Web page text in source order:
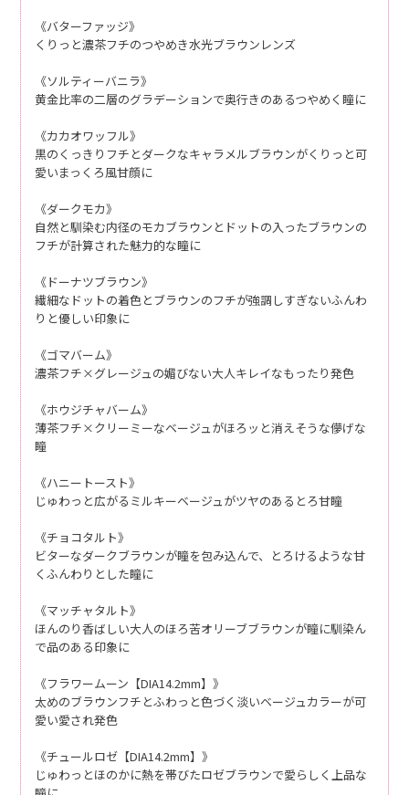
《バターファッジ》
くりっと濃茶フチのつやめき水光ブラウンレンズ
《ソルティーバニラ》
黄金比率の二層のグラデーションで奥行きのあるつやめく瞳に
《カカオワッフル》
黒のくっきりフチとダークなキャラメルブラウンがくりっと可
愛いまっくろ風甘顔に
《ダークモカ》
自然と馴染む内径のモカブラウンとドットの入ったブラウンの
フチが計算された魅力的な瞳に
《ドーナツブラウン》
繊細なドットの着色とブラウンのフチが強調しすぎないふんわ
りと優しい印象に
《ゴマバーム》
濃茶フチ×グレージュの媚びない大人キレイなもったり発色
《ホウジチャバーム》
薄茶フチ×クリーミーなベージュがほろッと消えそうな儚げな
瞳
《ハニートースト》
じゅわっと広がるミルキーベージュがツヤのあるとろ甘瞳
《チョコタルト》
ビターなダークブラウンが瞳を包み込んで、とろけるような甘
くふんわりとした瞳に
《マッチャタルト》
ほんのり香ばしい大人のほろ苦オリーブブラウンが瞳に馴染ん
で品のある印象に
《フラワームーン【DIA14.2mm】》
太めのブラウンフチとふわっと色づく淡いベージュカラーが可
愛い愛され発色
《チュールロゼ【DIA14.2mm】》
じゅわっとほのかに熱を帯びたロゼブラウンで愛らしく上品な